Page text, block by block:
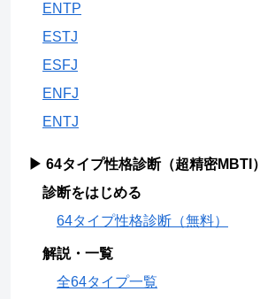
ENTP
ESTJ
ESFJ
ENFJ
ENTJ
▶ 64タイプ性格診断（超精密MBTI）
診断をはじめる
64タイプ性格診断（無料）
解説・一覧
全64タイプ一覧